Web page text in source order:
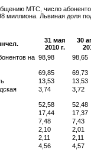
МТС, число
миллиона. Львиная доля
31 мая
2010 г.
30
на 98,98 98,65
69,85 69,73
13,53 13,53
3,74 3,72
52,58 52,48
17,44 17,37
7,48 7,43
2,10 2,01
2,11 2,11
4,56 4,57